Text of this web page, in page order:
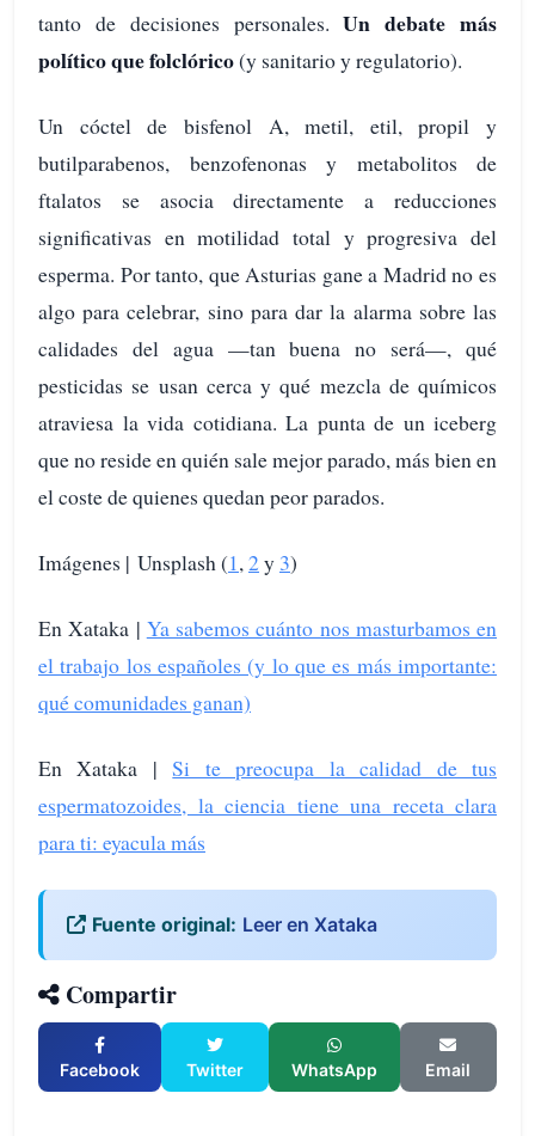
tanto de decisiones personales.Un debate más
político que folclórico(y sanitario y regulatorio).
Un cóctel de bisfenol A, metil, etil, propil y
butilparabenos, benzofenonas y metabolitos de
ftalatos se asocia directamente a reducciones
significativas en motilidad total y progresiva del
esperma. Por tanto, que Asturias gane a Madrid no es
algo para celebrar, sino para dar la alarma sobre las
calidades del agua —tan buena no será—, qué
pesticidas se usan cerca y qué mezcla de químicos
atraviesa la vida cotidiana. La punta de un iceberg
que no reside en quién sale mejor parado, más bien en
el coste de quienes quedan peor parados.
Imágenes | Unsplash (1,2 y 3)
En Xataka | Ya sabemos cuánto nos masturbamos en
el trabajo los españoles (y lo que es más importante:
qué comunidades ganan)
En Xataka |Si te preocupa la calidad de tus
espermatozoides, la ciencia tiene una receta clara
para ti: eyacula más
Fuente original: Leer en Xataka
Compartir
Facebook Twitter WhatsApp Email